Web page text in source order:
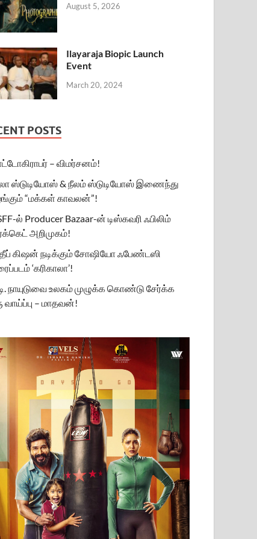
August 5, 2026
Ilayaraja Biopic Launch
Event
March 20, 2024
POSTS
– விமர்சனம்!
ஸ்டுடியோஸ் & நீலம் ஸ்டுடியோஸ் இணைந்து
“மக்கள் காவலன்”!
ல் Producer Bazaar-ன் டிஸ்கவரி ஃபிலிம்
அறிமுகம்!
கிஷன் நடிக்கும் சோஷியோ ஃபேண்டஸி
‘கரிகாலா’!
நாயுடுவை உலகம் முழுக்க கொண்டு சேர்க்க
வாய்ப்பு – மாதவன்!